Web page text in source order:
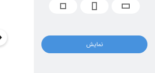
نمایش
021 28428845
تماس با ما
بلاگ پارس استاک